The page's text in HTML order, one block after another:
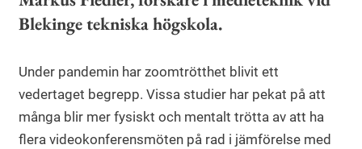
Blekinge tekniska högskola.
Under pandemin har zoomtrötthet blivit ett
vedertaget begrepp. Vissa studier har pekat på att
många blir mer fysiskt och mentalt trötta av att ha
flera videokonferensmöten på rad i jämförelse med